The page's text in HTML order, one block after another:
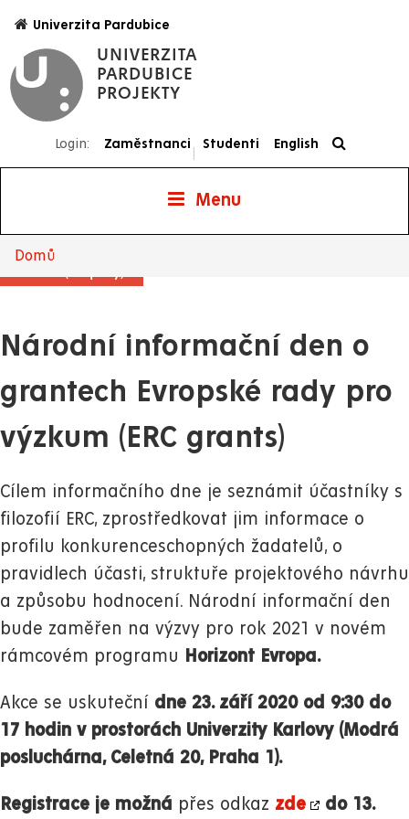
hlavnímu
obsahu
UNIVERZITA
PARDUBICE
PROJEKTY
Univerzita Pardubice
Login: Zaměstnanci
|
Studenti English
Menu
Drobečková
Domů
Národní informační den o
grantech Evropské rady pro
výzkum (ERC grants)
Cílem informačního dne je seznámit účastníky s
filozofií ERC, zprostředkovat jim informace o
profilu konkurenceschopných žadatelů, o
pravidlech účasti, struktuře projektového návrhu
a způsobu hodnocení. Národní informační den
bude zaměřen na výzvy pro rok 2021 v novém
rámcovém programu Horizont Evropa.
Akce se uskuteční dne 23. září 2020 od 9:30 do
17 hodin v prostorách Univerzity Karlovy (Modrá
posluchárna, Celetná 20, Praha 1).
Registrace je možná přes odkaz zde
do 13.